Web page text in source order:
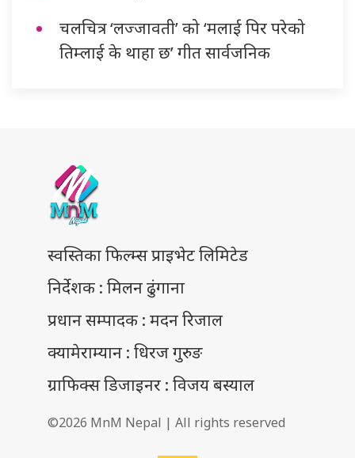
चलचित्र ‘लज्जावती’ को ‘मलाई पिर परेको
तिम्लाई के थाहा छ’ गीत सार्वजनिक
स्वस्तिका फिल्म्स प्राइभेट लिमिटेड
निर्देशक : मिलन ढुंगाना
प्रधान सम्पादक : मदन रिजाल
क्यामेराम्यान : धिरज गुरुङ
ग्राफिक्स डिजाइनर : विजय बस्याल
©2026 MnM Nepal | All rights reserved